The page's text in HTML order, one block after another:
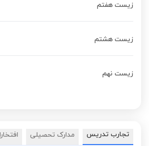
زیست هفتم
زیست هشتم
زیست نهم
تجارب تدریس مدارک تحصیلی